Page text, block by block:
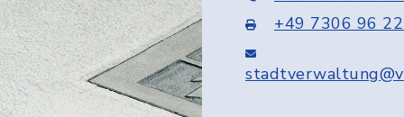
+49 7306 96